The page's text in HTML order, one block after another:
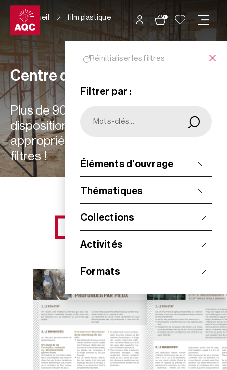
Panneau de gestion des cookies
0
Accueil film plastique
Réinitialiser les filtres
Filtrer par :
Éléments d'ouvrage
Thématiques
Collections
Activités
Formats
Centre de ressources
Plus de 900 ressources à votre
disposition : choisissez les plus
appropriées à vos besoins grâce aux
filtres !
NOS NOUVEAUTÉS